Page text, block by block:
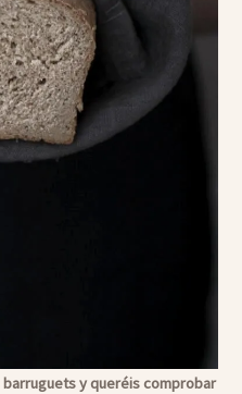
y queréis comprobar